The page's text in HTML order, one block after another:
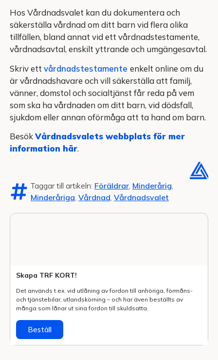
Hos Vårdnadsvalet kan du dokumentera och
säkerställa vårdnad om ditt barn vid flera olika
tillfällen, bland annat vid ett vårdnadstestamente,
vårdnadsavtal, enskilt yttrande och umgängesavtal.
Skriv ett vårdnadstestamente enkelt online om du
är vårdnadshavare och vill säkerställa att familj,
vänner, domstol och socialtjänst får reda på vem
som ska ha vårdnaden om ditt barn, vid dödsfall,
sjukdom eller annan oförmåga att ta hand om barn.
BesökVårdnadsvalets webbplats för mer
information här.
Taggar till artikeln: Föräldrar, Minderårig,
Minderåriga, Vårdnad, Vårdnadsvalet
Skapa TRF KORT!
Det används t.ex. vid utlåning av fordon till anhöriga, förmåns-
och tjänstebilar, utlands­körning – och har även beställts av
många som lånar ut sina fordon till skuldsatta.
Beställ